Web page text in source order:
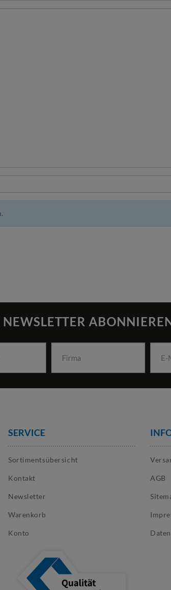
NEWSLETTER
SERVICE
Sortimentsübersicht
Kontakt
Newsletter
Warenkorb
Konto
AGB